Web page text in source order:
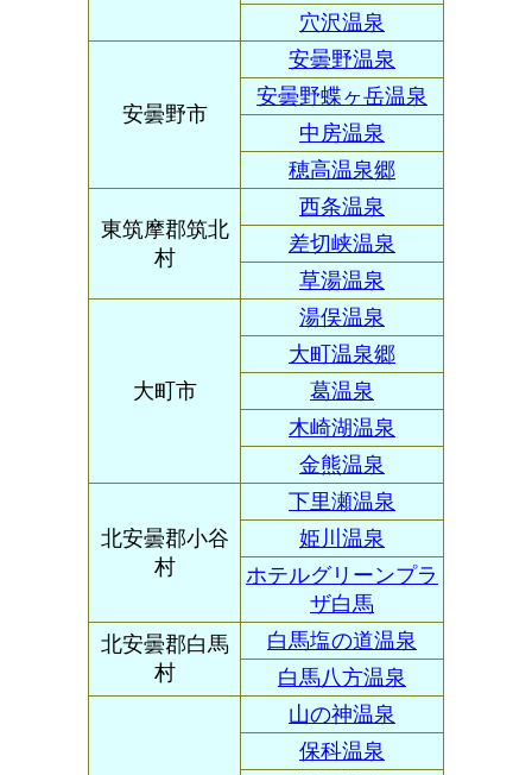
穴沢温泉
安曇野市
安曇野温泉
安曇野蝶ヶ岳温泉
中房温泉
穂高温泉郷
東筑摩郡筑北
村
西条温泉
差切峡温泉
草湯温泉
大町市
湯俣温泉
大町温泉郷
葛温泉
木崎湖温泉
金熊温泉
北安曇郡小谷
村
下里瀬温泉
姫川温泉
ホテルグリーンプラ
ザ白馬
北安曇郡白馬
村
白馬塩の道温泉
白馬八方温泉
山の神温泉
保科温泉